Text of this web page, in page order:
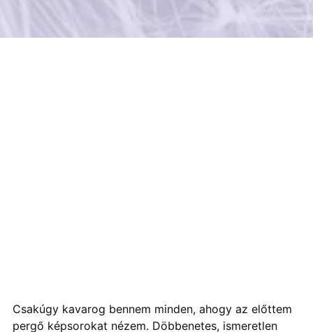
Csakúgy kavarog bennem minden, ahogy az előttem
pergő képsorokat nézem. Döbbenetes, ismeretlen